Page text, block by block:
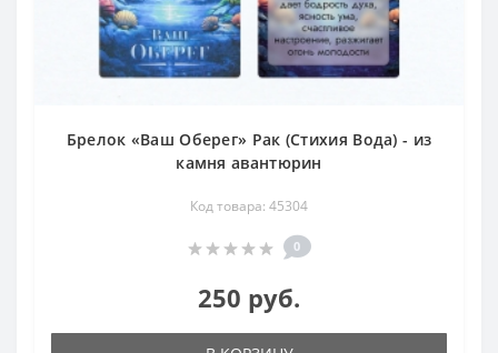
Брелок «Ваш Оберег» Рак (Стихия Вода) - из
камня авантюрин
Код товара: 45304
0
250 руб.